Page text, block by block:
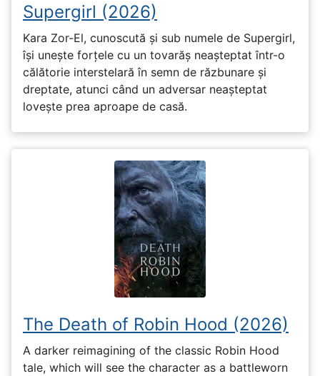
Supergirl (2026)
Kara Zor-El, cunoscută și sub numele de Supergirl,
își unește forțele cu un tovarăș neașteptat într-o
călătorie interstelară în semn de răzbunare și
dreptate, atunci când un adversar neașteptat
lovește prea aproape de casă.
The Death of Robin Hood (2026)
A darker reimagining of the classic Robin Hood
tale, which will see the character as a battleworn